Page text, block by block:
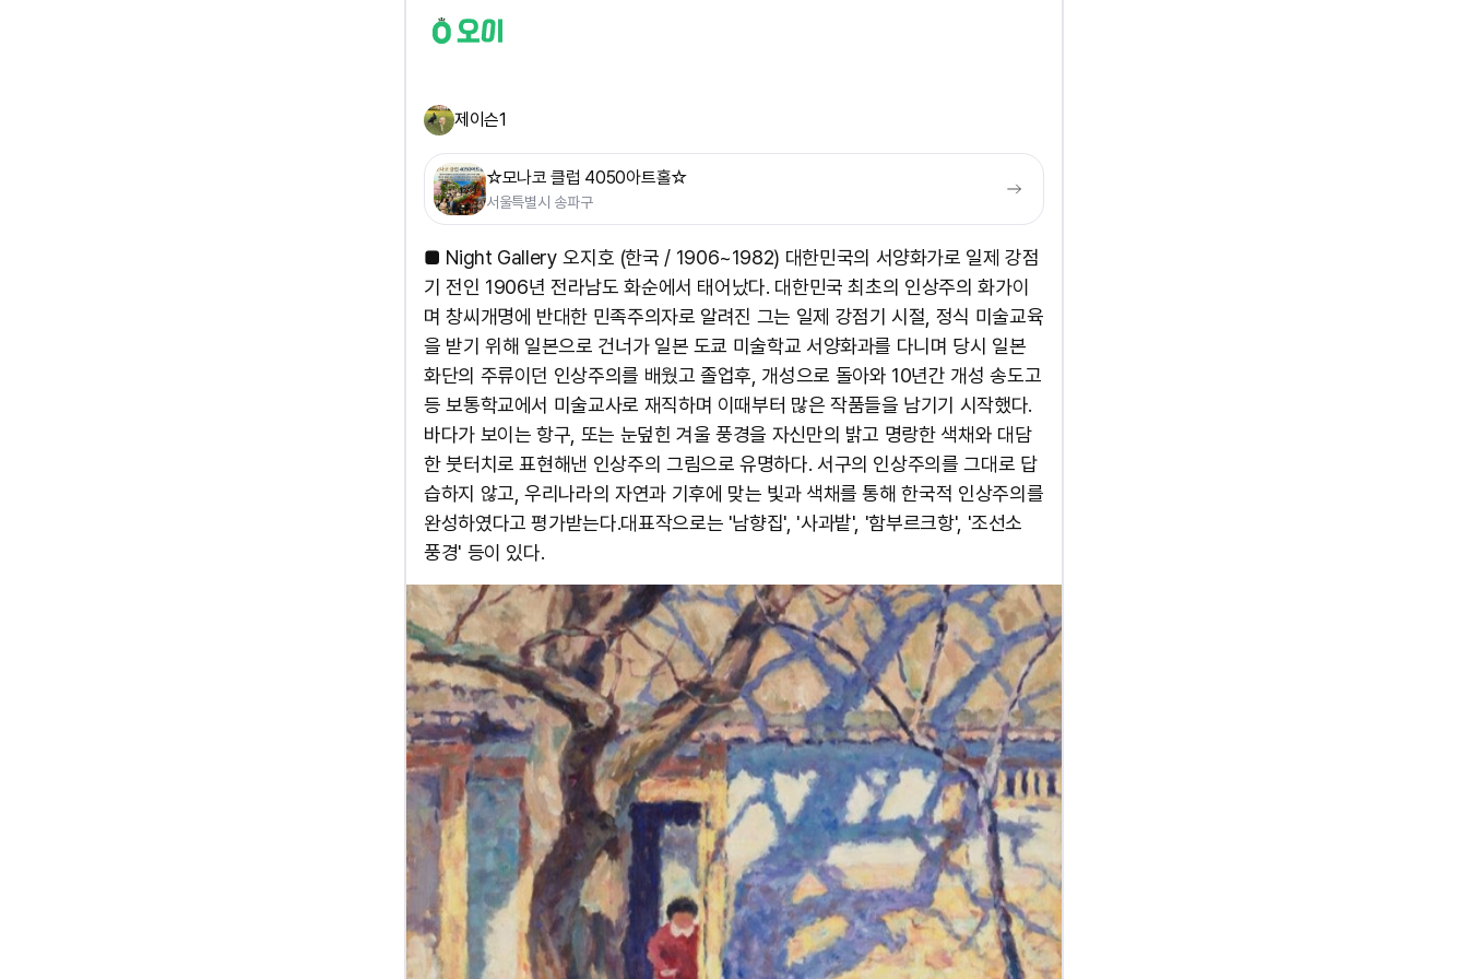
제이슨1
☆모나코 클럽 4050아트홀☆
서울특별시 송파구
■ Night Gallery 오지호 (한국 / 1906~1982) 대한민국의 서양화가로 일제 강점
기 전인 1906년 전라남도 화순에서 태어났다. 대한민국 최초의 인상주의 화가이
며 창씨개명에 반대한 민족주의자로 알려진 그는 일제 강점기 시절, 정식 미술교육
을 받기 위해 일본으로 건너가 일본 도쿄 미술학교 서양화과를 다니며 당시 일본
화단의 주류이던 인상주의를 배웠고 졸업후, 개성으로 돌아와 10년간 개성 송도고
등 보통학교에서 미술교사로 재직하며 이때부터 많은 작품들을 남기기 시작했다.
바다가 보이는 항구, 또는 눈덮힌 겨울 풍경을 자신만의 밝고 명랑한 색채와 대담
한 붓터치로 표현해낸 인상주의 그림으로 유명하다. 서구의 인상주의를 그대로 답
습하지 않고, 우리나라의 자연과 기후에 맞는 빛과 색채를 통해 한국적 인상주의를
완성하였다고 평가받는다. ​대표작으로는 '남향집', '사과밭', '함부르크항', '조선소
풍경' 등이 있다.